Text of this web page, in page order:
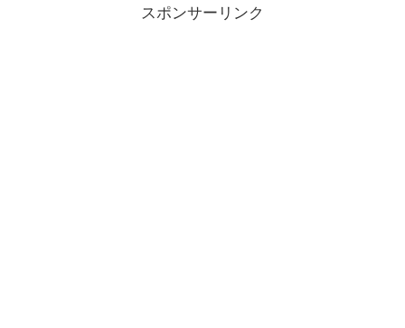
スポンサーリンク